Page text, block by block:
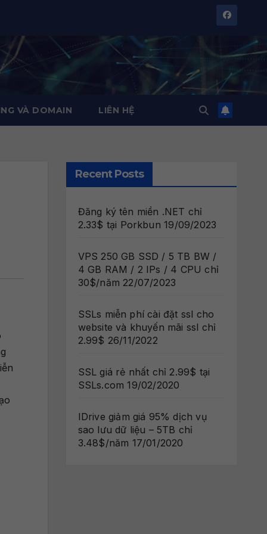
VÀ DOMAIN LIÊN HỆ
Recent Posts
Đăng ký tên miền .NET chỉ
2.33$ tại Porkbun 19/09/2023
VPS 250 GB SSD / 5 TB BW /
4 GB RAM / 2 IPs / 4 CPU chỉ
30$/năm 22/07/2023
SSLs miễn phí cài đặt ssl cho
website và khuyến mãi ssl chỉ
2.99$ 26/11/2022
SSL giá rẻ nhất chỉ 2.99$ tại
SSLs.com 19/02/2020
IDrive giảm giá 95% dịch vụ
sao lưu dữ liệu – 5TB chỉ
3.48$/năm 17/01/2020